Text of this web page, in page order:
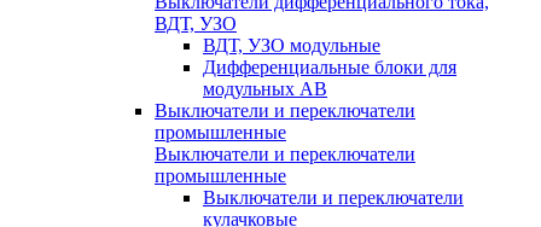
ВДТ, УЗО
ВДТ, УЗО модульные
Дифференциальные блоки для
модульных АВ
Выключатели и переключатели
промышленные
Выключатели и переключатели
промышленные
Выключатели и переключатели
кулачковые